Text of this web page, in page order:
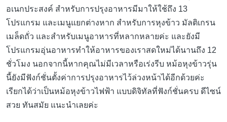
อเนกประสงค์ สำหรับการปรุงอาหารมีมาให้ใช้ถึง 13
โปรแกรม และเมนูแยกต่างหาก สำหรับการหุงข้าว มัลติเกรน
เมล็ดถั่ว และสำหรับเมนูอาหารที่หลากหลายค่ะ และยังมี
โปรแกรมอุ่นอาหารทำให้อาหารของเราสดใหม่ได้นานถึง 12
ชั่วโมง นอกจากนี้หากคุณไม่มีเวลาหรือเร่งรีบ หม้อหุงข้าวรุ่น
นี้ยังมีฟังก์ชั่นตั้งค่าการปรุงอาหารไว้ล่วงหน้าได้อีกด้วยค่ะ
เรียกได้ว่าเป็นหม้อหุงข้าวไฟฟ้า แบบดิจิทัลที่ฟังก์ชั่นครบ ดีไซน์
สวย ทันสมัย แนะนำเลยค่ะ